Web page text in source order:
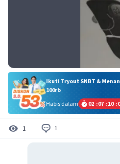
Ikuti Tryout SNBT &
100rb
Habis dalam
02 :07 :10 :
1 1